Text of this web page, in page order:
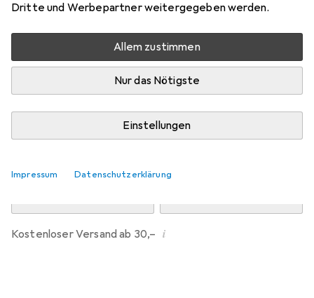
Dritte und Werbepartner weitergegeben werden.
Allem zustimmen
Nur das Nötigste
Einstellungen
Impressum Datenschutzerklärung
Mo, 10.8. geliefert
Mehr als 10 Stück an Lager beim Drittanbieter
Lieferort angeben für genaue Lieferzeit
Kostenloser Versand ab 30,– i